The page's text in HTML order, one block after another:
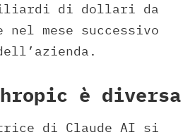
di dollari da
nel mese successivo
è diversa
di Claude AI si